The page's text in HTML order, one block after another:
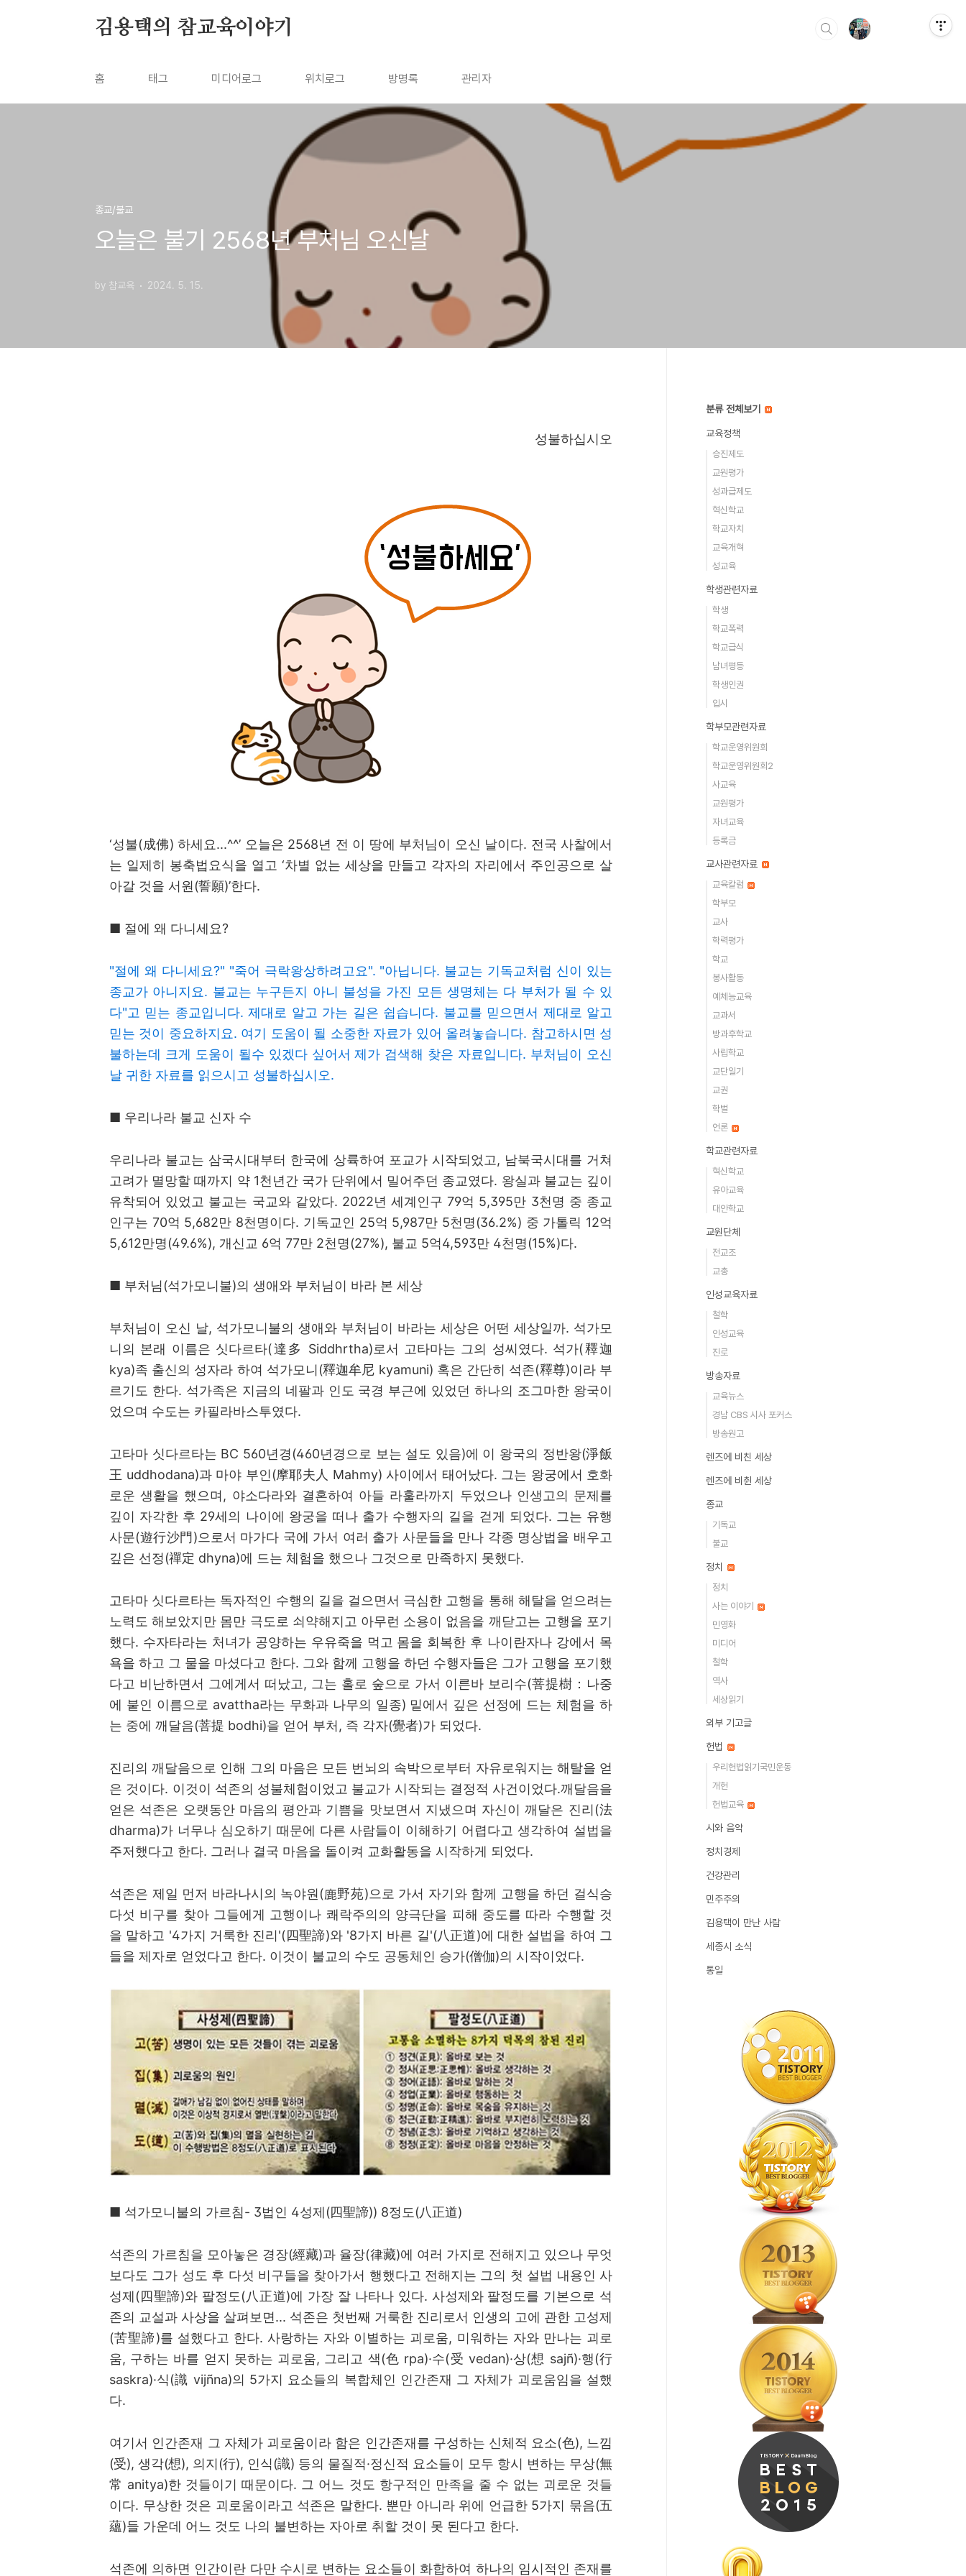
김용택의 참교육이야기
홈 태그 미디어로그 위치로그 방명록 관리자
종교/불교
오늘은 불기 2568년 부처님 오신날
by 참교육 2024. 5. 15.
성불하십시오
‘성불(成佛) 하세요...^^’ 오늘은 2568년 전 이 땅에 부처님이 오신 날이다. 전국 사찰에서
는 일제히 봉축법요식을 열고 ‘차별 없는 세상을 만들고 각자의 자리에서 주인공으로 살
아갈 것을 서원(誓願)’한다.
■ 절에 왜 다니세요?
"절에 왜 다니세요?" "죽어 극락왕상하려고요". "아닙니다. 불교는 기독교처럼 신이 있는
종교가 아니지요. 불교는 누구든지 아니 불성을 가진 모든 생명체는 다 부처가 될 수 있
다"고 믿는 종교입니다. 제대로 알고 가는 길은 쉽습니다. 불교를 믿으면서 제대로 알고
믿는 것이 중요하지요. 여기 도움이 될 소중한 자료가 있어 올려놓습니다. 참고하시면 성
불하는데 크게 도움이 될수 있겠다 싶어서 제가 검색해 찾은 자료입니다. 부처님이 오신
날 귀한 자료를 읽으시고 성불하십시오.
■ 우리나라 불교 신자 수
우리나라 불교는 삼국시대부터 한국에 상륙하여 포교가 시작되었고 , 남북국시대를 거쳐
고려가 멸망할 때까지 약 1천년간 국가 단위에서 밀어주던 종교였다. 왕실과 불교는 깊이
유착되어 있었고 불교는 국교와 같았다. 2022년 세계인구79억 5,395만 3천명 중 종교
인구는 70억 5,682만 8천명이다. 기독교인 25억 5,987만 5천명(36.2%) 중 가톨릭 12억
5,612만명(49.6%), 개신교 6억 77만 2천명(27%), 불교 5억4,593만 4천명(15%)다.
■ 부처님(석가모니불)의 생애와 부처님이 바라 본 세상
부처님이 오신 날, 석가모니불의 생애와 부처님이 바라는 세상은 어떤 세상일까. 석가모
니의 본래 이름은 싯다르타(達多 Siddhrtha)로서 고타마는 그의 성씨였다. 석가(釋迦
kya)족 출신의 성자라 하여 석가모니 (釋迦牟尼 kyamuni) 혹은 간단히 석존(釋尊)이라 부
르기도 한다. 석가족은 지금의 네팔과 인도 국경 부근에 있었던 하나의 조그마한 왕국이
었으며 수도는 카필라바스투였다.
고타마 싯다르타는 BC 560년경(460년경으로 보는 설도 있음)에 이 왕국의 정반왕(淨飯
王 uddhodana)과 마야 부인 (摩耶夫人 Mahmy) 사이에서 태어났다. 그는 왕궁에서 호화
로운 생활을 했으며 , 야소다라와 결혼하여 아들 라훌라까지 두었으나 인생고의 문제를
깊이 자각한 후 29세의 나이에 왕궁을 떠나 출가 수행자의 길을 걷게 되었다. 그는 유행
사문(遊行沙門 )으로서 마가다 국에 가서 여러 출가 사문들을 만나 각종 명상법을 배우고
깊은 선정(禪定 dhyna)에 드는 체험을 했으나 그것으로 만족하지 못했다.
고타마 싯다르타는 독자적인 수행의 길을 걸으면서 극심한 고행을 통해 해탈을 얻으려는
노력도 해보았지만 몸만 극도로 쇠약해지고 아무런 소용이 없음을 깨닫고는 고행을 포기
했다. 수자타라는 처녀가 공양하는 우유죽을 먹고 몸을 회복한 후 나이란자나 강에서 목
욕을 하고 그 물을 마셨다고 한다. 그와 함께 고행을 하던 수행자들은 그가 고행을 포기했
다고 비난하면서 그에게서 떠났고 , 그는 홀로 숲으로 가서 이른바 보리수(菩提樹 ： 나중
에 붙인 이름으로 avattha라는 무화과 나무의 일종) 밑에서 깊은 선정에 드는 체험을 하
는 중에 깨달음(菩提 bodhi)을 얻어 부처 , 즉 각자(覺者)가 되었다.
진리의 깨달음으로 인해 그의 마음은 모든 번뇌의 속박으로부터 자유로워지는 해탈을 얻
은 것이다. 이것이 석존의 성불체험이었고 불교가 시작되는 결정적 사건이었다.깨달음을
얻은 석존은 오랫동안 마음의 평안과 기쁨을 맛보면서 지냈으며 자신이 깨달은 진리 (法
dharma)가 너무나 심오하기 때문에 다른 사람들이 이해하기 어렵다고 생각하여 설법을
주저했다고 한다. 그러나 결국 마음을 돌이켜 교화활동을 시작하게 되었다.
석존은 제일 먼저 바라나시의 녹야원 (鹿野苑)으로 가서 자기와 함께 고행을 하던 걸식승
다섯 비구를 찾아 그들에게 고행이나 쾌락주의의 양극단을 피해 중도를 따라 수행할 것
을 말하고 '4가지 거룩한 진리'(四聖諦)와 '8가지 바른 길'(八正道)에 대한 설법을 하여 그
들을 제자로 얻었다고 한다. 이것이 불교의 수도 공동체인 승가(僧伽)의 시작이었다.
■ 석가모니불의 가르침- 3법인 4성제(四聖諦)) 8정도 (八正道)
석존의 가르침을 모아놓은 경장(經藏)과 율장(律藏)에 여러 가지로 전해지고 있으나 무엇
보다도 그가 성도 후 다섯 비구들을 찾아가서 행했다고 전해지는 그의 첫 설법 내용인 사
성제(四聖諦)와 팔정도 (八正道)에 가장 잘 나타나 있다. 사성제와 팔정도를 기본으로 석
존의 교설과 사상을 살펴보면... 석존은 첫번째 거룩한 진리로서 인생의 고에 관한 고성제
(苦聖諦)를 설했다고 한다. 사랑하는 자와 이별하는 괴로움, 미워하는 자와 만나는 괴로
움, 구하는 바를 얻지 못하는 괴로움, 그리고 색(色 rpa)·수(受vedan)·상(想 sajñ)·행(行
saskra)·식(識 vijñna)의 5가지 요소들의 복합체인 인간존재 그 자체가 괴로움임을 설했
다.
여기서 인간존재 그 자체가 괴로움이라 함은 인간존재를 구성하는 신체적 요소(色), 느낌
(受), 생각(想), 의지 (行), 인식(識) 등의 물질적·정신적 요소들이 모두 항시 변하는 무상(無
常 anitya)한 것들이기 때문이다. 그 어느 것도 항구적인 만족을 줄 수 없는 괴로운 것들
이다. 무상한 것은 괴로움이라고 석존은 말한다. 뿐만 아니라 위에 언급한 5가지 묶음(五
蘊)들 가운데 어느 것도 나의 불변하는 자아로 취할 것이 못 된다고 한다.
석존에 의하면 인간이란 다만 수시로 변하는 요소들이 화합하여 하나의 임시적인 존재를
분류 전체보기
교육정책
승진제도
교원평가
성과급제도
혁신학교
학교자치
교육개혁
성교육
학생관련자료
학생
학교폭력
학교급식
남녀평등
학생인권
입시
학부모관련자료
학교운영위원회
학교운영위원회2
사교육
교원평가
자녀교육
등록금
교사관련자료
교육칼럼
학부모
교사
학력평가
학교
봉사활동
예체능교육
교과서
방과후학교
사립학교
교단일기
교권
학벌
언론
학교관련자료
혁신학교
유아교육
대안학교
교원단체
전교조
교총
인성교육자료
철학
인성교육
진로
방송자료
교육뉴스
경남 CBS 시사 포커스
방송원고
렌즈에 비친 세상
렌즈에 비췬 세상
종교
기독교
불교
정치
정치
사는 이야기
민영화
미디어
철학
역사
세상읽기
외부 기고글
헌법
우리헌법읽기국민운동
개헌
헌법교육
시와 음악
정치경제
건강관리
민주주의
김용택이 만난 사람
세종시 소식
통일